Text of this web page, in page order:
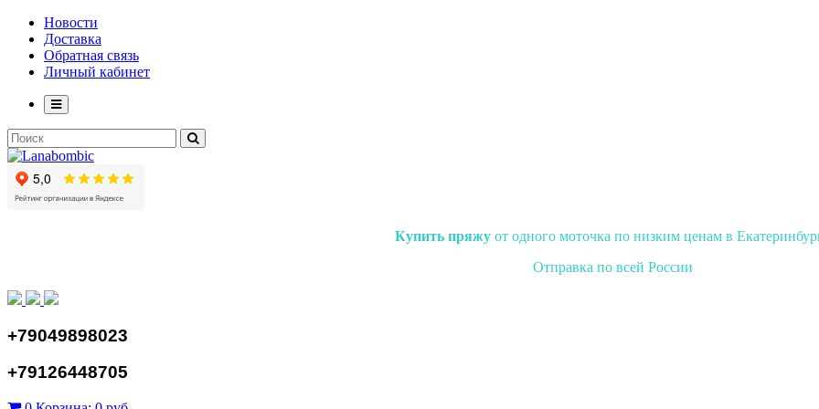
Новости
Доставка
Обратная связь
Личный кабинет
Купить пряжу от одного моточка по низким ценам в
Отправка по всей России
+79049898023
+79126448705